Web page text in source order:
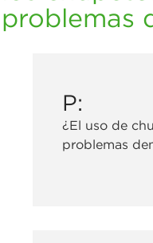
problemas
P:
¿El uso de
problemas